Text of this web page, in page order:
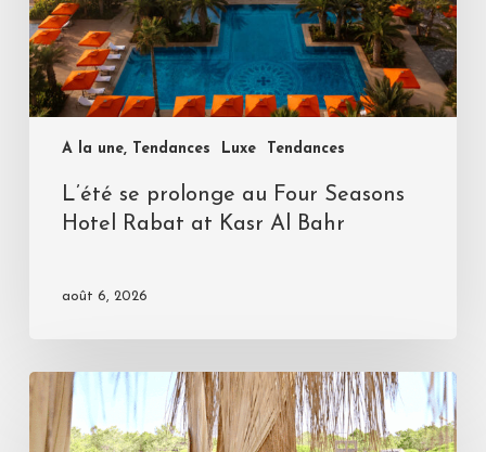
A la une, Tendances Luxe Tendances
L’été se prolonge au Four Seasons
Hotel Rabat at Kasr Al Bahr
août 6, 2026